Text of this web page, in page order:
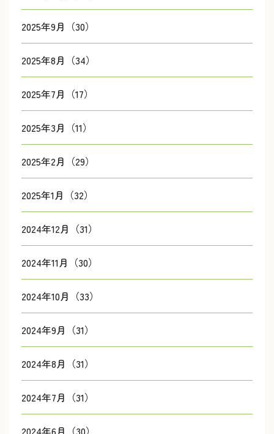
2025年9月（30）
2025年8月（34）
2025年7月（17）
2025年3月（11）
2025年2月（29）
2025年1月（32）
2024年12月（31）
2024年11月（30）
2024年10月（33）
2024年9月（31）
2024年8月（31）
2024年7月（31）
2024年6月（30）